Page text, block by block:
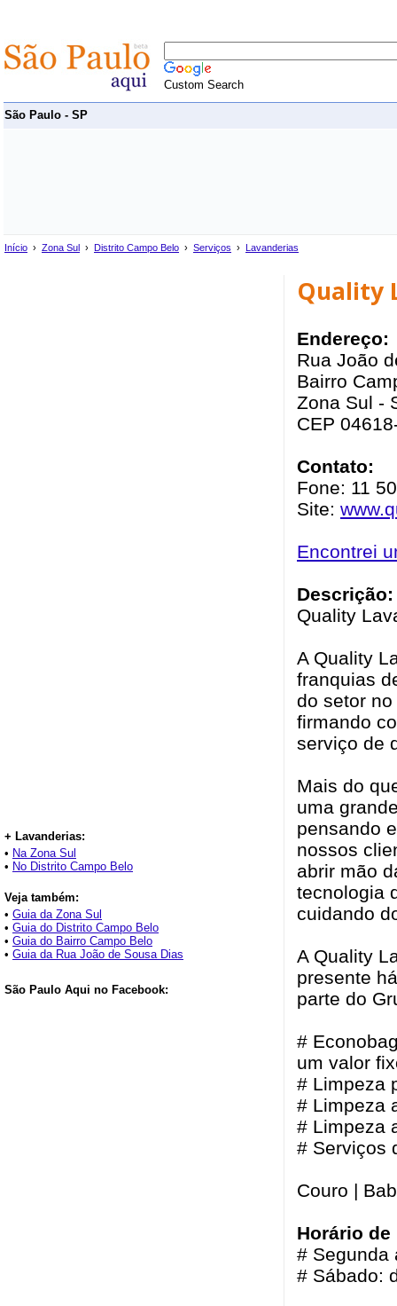
Custom Search
São Paulo - SP
Início › Zona Sul › Distrito Campo Belo › Serviços › Lavanderias
+ Lavanderias:
• Na Zona Sul
• No Distrito Campo Belo
Veja também:
• Guia da Zona Sul
• Guia do Distrito Campo Belo
• Guia do Bairro Campo Belo
• Guia da Rua João de Sousa Dias
São Paulo Aqui no Facebook:
Quality
Endereço:
Rua João
Bairro
Zona Sul -
CEP
Contato:
Fone: 11
Site:
Encontrei
Descrição:
Quality
A Quality
franquias
do setor
firmando
serviço de
Mais do
uma
pensando
nossos
abrir mão
tecnologia
cuidando
A Quality
presente
parte do
#
um valor
# Limpeza
# Limpeza
# Limpeza
# Serviços
Couro |
Horário
# Segunda
# Sábado: